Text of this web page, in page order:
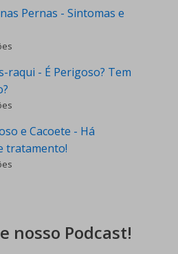
Pernas - Sintomas e
raqui - É Perigoso? Tem
e Cacoete - Há
tratamento!
nosso Podcast!